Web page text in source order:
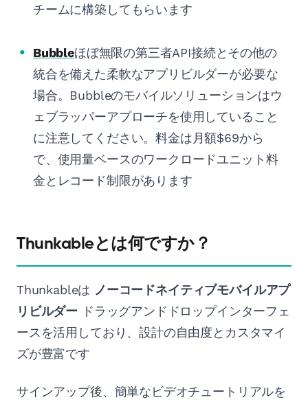
チームに構築してもらいます
Bubbleほぼ無限の第三者API接続とその他の
統合を備えた柔軟なアプリビルダーが必要な
場合。Bubbleのモバイルソリューションはウ
ェブラッパーアプローチを使用していること
に注意してください。料金は月額$69から
で、使用量ベースのワークロードユニット料
金とレコード制限があります
Thunkableとは何ですか？
Thunkableは ノーコードネイティブモバイルアプ
リビルダー ドラッグアンドドロップインターフェ
ースを活用しており、設計の自由度とカスタマイ
ズが豊富です
サインアップ後、簡単なビデオチュートリアルを